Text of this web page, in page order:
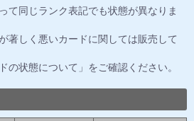
て同じランク表記でも状態が異なりま
著しく悪いカードに関しては販売して
の状態について」をご確認ください。